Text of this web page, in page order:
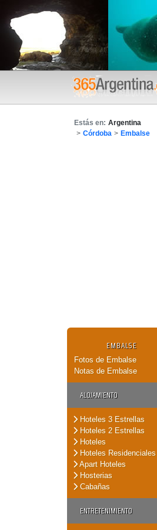
Estás en: Argentina
> Córdoba > Embalse
EMBALSE
Fotos de Embalse
Notas de Embalse
ALOJAMIENTO
Hoteles 3 Estrellas
Hoteles 2 Estrellas
Hoteles
Hoteles Residenciales
Apart Hoteles
Hosterias
Cabañas
ENTRETENIMIENTO